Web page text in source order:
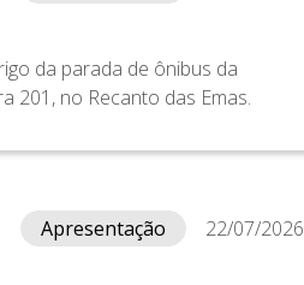
da parada de ônibus da
201, no Recanto das Emas.
Apresentação
22/07/2026